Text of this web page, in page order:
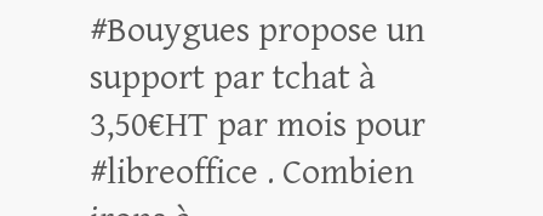
#Bouygues propose un
support par tchat à
3,50€HT par mois pour
#libreoffice . Combien